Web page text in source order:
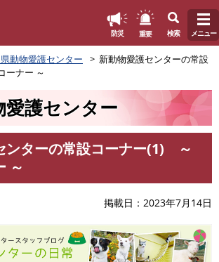
防災 重要 検索 メニュー
動物愛護センター
新動物愛護センターの常設
ーナー ～
愛護センター
ンターの常設コーナー(1) ～
～
掲載日 2023年7月14日